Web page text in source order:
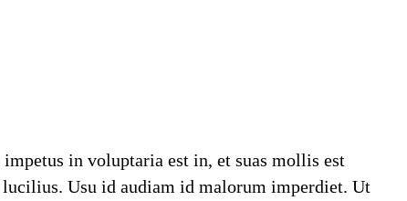
in voluptaria est in, et suas mollis est
Usu id audiam id malorum imperdiet. Ut